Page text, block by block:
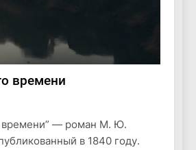
времени
времени” — роман М. Ю.
в 1840 году.